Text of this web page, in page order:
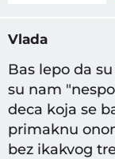
Vlada
Bas lepo da
su nam
deca koja se
primaknu
bez ikakvog